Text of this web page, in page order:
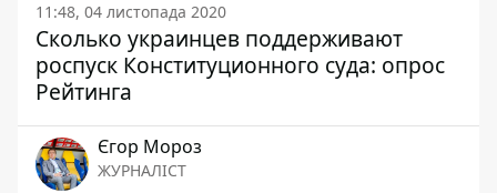
11:48, 04 листопада 2020
Сколько украинцев поддерживают
роспуск Конституционного суда: опрос
Рейтинга
Єгор Мороз
ЖУРНАЛІСТ